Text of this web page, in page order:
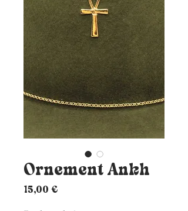
Ornement Ankh
15,00 €